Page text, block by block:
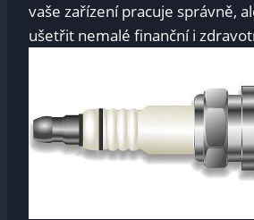
vaše zařízení pracuje správně,
ušetřit nemalé finanční i